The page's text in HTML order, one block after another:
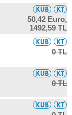
50,42 Euro,
1492,59 TL
0 TL
0 TL